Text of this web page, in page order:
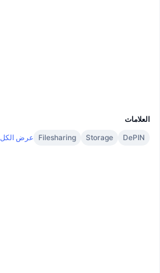
العلامات
DePIN
Storage
Filesharing عرض الكل